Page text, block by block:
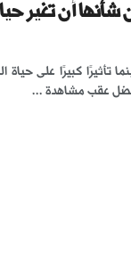
تأثيرًا كبيرًا على حياة
عقب مشاهدة ...